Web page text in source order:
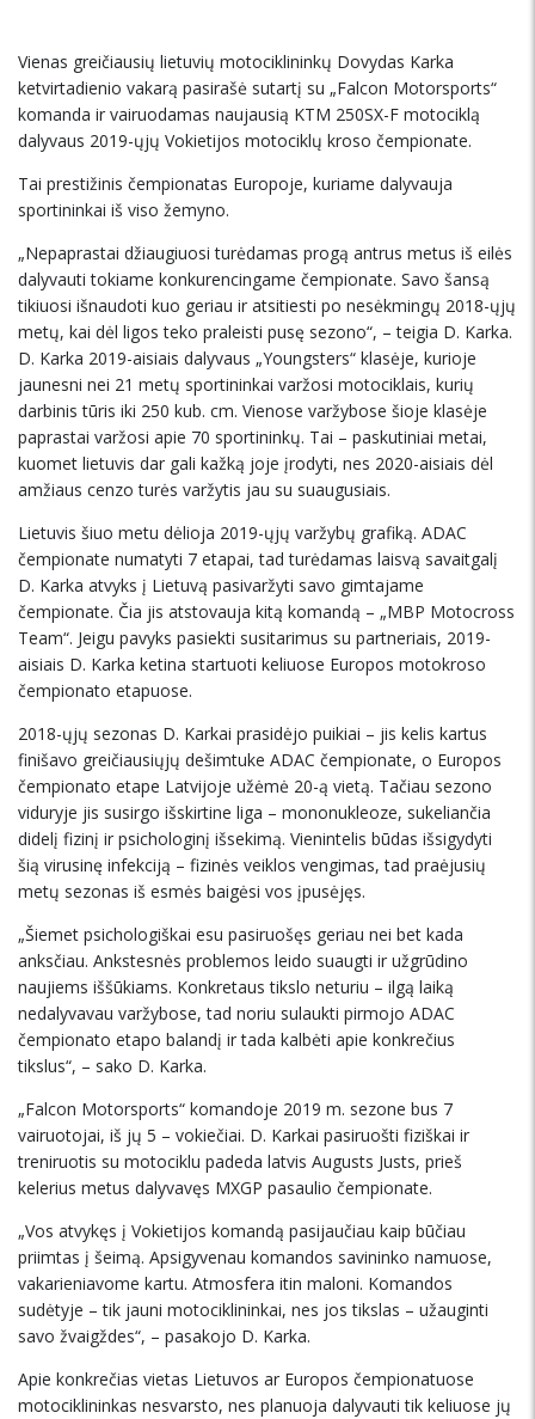
Vienas greičiausių lietuvių motociklininkų Dovydas Karka
ketvirtadienio vakarą pasirašė sutartį su „Falcon Motorsports“
komanda ir vairuodamas naujausią KTM 250SX-F motociklą
dalyvaus 2019-ųjų Vokietijos motociklų kroso čempionate.
Tai prestižinis čempionatas Europoje, kuriame dalyvauja
sportininkai iš viso žemyno.
„Nepaprastai džiaugiuosi turėdamas progą antrus metus iš eilės
dalyvauti tokiame konkurencingame čempionate. Savo šansą
tikiuosi išnaudoti kuo geriau ir atsitiesti po nesėkmingų 2018-ųjų
metų, kai dėl ligos teko praleisti pusę sezono“, – teigia D. Karka.
D. Karka 2019-aisiais dalyvaus „Youngsters“ klasėje, kurioje
jaunesni nei 21 metų sportininkai varžosi motociklais, kurių
darbinis tūris iki 250 kub. cm. Vienose varžybose šioje klasėje
paprastai varžosi apie 70 sportininkų. Tai – paskutiniai metai,
kuomet lietuvis dar gali kažką joje įrodyti, nes 2020-aisiais dėl
amžiaus cenzo turės varžytis jau su suaugusiais.
Lietuvis šiuo metu dėlioja 2019-ųjų varžybų grafiką. ADAC
čempionate numatyti 7 etapai, tad turėdamas laisvą savaitgalį
D. Karka atvyks į Lietuvą pasivaržyti savo gimtajame
čempionate. Čia jis atstovauja kitą komandą – „MBP Motocross
Team“. Jeigu pavyks pasiekti susitarimus su partneriais, 2019-
aisiais D. Karka ketina startuoti keliuose Europos motokroso
čempionato etapuose.
2018-ųjų sezonas D. Karkai prasidėjo puikiai – jis kelis kartus
finišavo greičiausiųjų dešimtuke ADAC čempionate, o Europos
čempionato etape Latvijoje užėmė 20-ą vietą. Tačiau sezono
viduryje jis susirgo išskirtine liga – mononukleoze, sukeliančia
didelį fizinį ir psichologinį išsekimą. Vienintelis būdas išsigydyti
šią virusinę infekciją – fizinės veiklos vengimas, tad praėjusių
metų sezonas iš esmės baigėsi vos įpusėjęs.
„Šiemet psichologiškai esu pasiruošęs geriau nei bet kada
anksčiau. Ankstesnės problemos leido suaugti ir užgrūdino
naujiems iššūkiams. Konkretaus tikslo neturiu – ilgą laiką
nedalyvavau varžybose, tad noriu sulaukti pirmojo ADAC
čempionato etapo balandį ir tada kalbėti apie konkrečius
tikslus“, – sako D. Karka.
„Falcon Motorsports“ komandoje 2019 m. sezone bus 7
vairuotojai, iš jų 5 – vokiečiai. D. Karkai pasiruošti fiziškai ir
treniruotis su motociklu padeda latvis Augusts Justs, prieš
kelerius metus dalyvavęs MXGP pasaulio čempionate.
„Vos atvykęs į Vokietijos komandą pasijaučiau kaip būčiau
priimtas į šeimą. Apsigyvenau komandos savininko namuose,
vakarieniavome kartu. Atmosfera itin maloni. Komandos
sudėtyje – tik jauni motociklininkai, nes jos tikslas – užauginti
savo žvaigždes“, – pasakojo D. Karka.
Apie konkrečias vietas Lietuvos ar Europos čempionatuose
motociklininkas nesvarsto, nes planuoja dalyvauti tik keliuose jų